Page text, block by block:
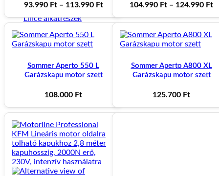
Kapunyitó vezérlések
Lince alkatrészek
Telica alkatrészek
Slide alkatrészek
Persa alakatrészek
93.990 Ft – 113.990 FtÁrtartomány:
93.990 Ft
-
113.990 Ft
104.990 Ft – 124.990 Ft
-
Sommer Aperto 550 L
Garázskapu motor szett
108.000 Ft
Sommer Aperto A800 XL
Garázskapu motor szett
125.700 Ft